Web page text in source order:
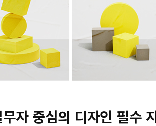
자 중심의 디자인 필수